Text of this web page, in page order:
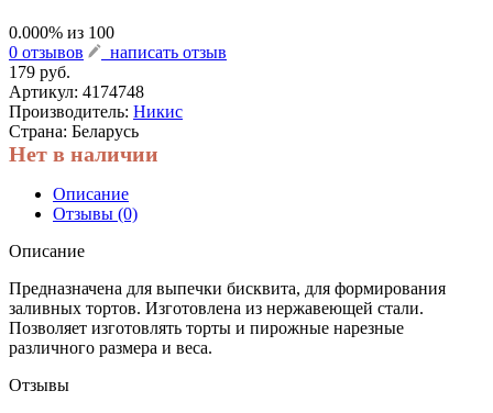
0.000% из 100
0 отзывов
написать отзыв
179 руб.
Артикул: 4174748
Производитель: Никис
Страна: Беларусь
Нет в наличии
Описание
Отзывы (0)
Описание
Предназначена для выпечки бисквита, для формирования
заливных тортов. Изготовлена из нержавеющей стали.
Позволяет изготовлять торты и пирожные нарезные
различного размера и веса.
Отзывы